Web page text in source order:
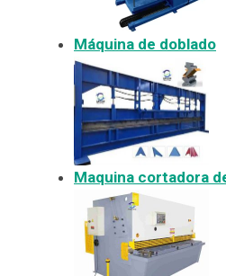
Máquina de doblado
Maquina cortadora